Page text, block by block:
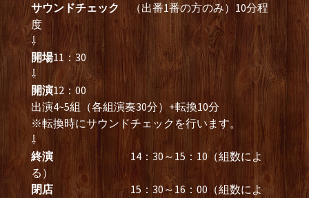
サウンドチェック （出番1番の方のみ）10分程
度
⇩
開場11：30
⇩
開演12：00
出演4~5組（各組演奏30分）+転換10分
※転換時にサウンドチェックを行います。
⇩
終演
14：30～15：10（組数によ
る）
閉店 15：30～16：00（組数によ